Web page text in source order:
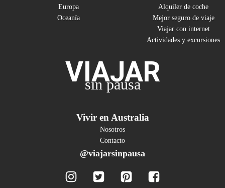
Europa
Oceanía
Alquiler de coche
Mejor seguro de viaje
Viajar con internet
Actividades y excursiones
VIAJAR
sin pausa
Vivir en Australia
Nosotros
Contacto
@viajarsinpausa